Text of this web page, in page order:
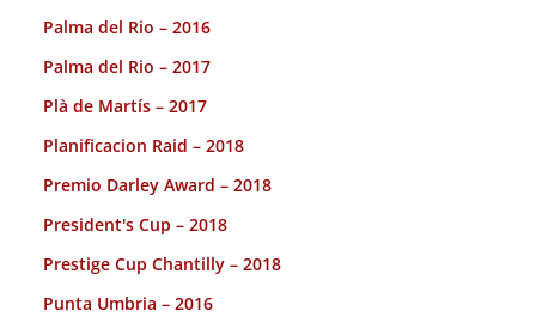
Palma del Rio – 2016
Palma del Rio – 2017
Plà de Martís – 2017
Planificacion Raid – 2018
Premio Darley Award – 2018
President's Cup – 2018
Prestige Cup Chantilly – 2018
Punta Umbria – 2016